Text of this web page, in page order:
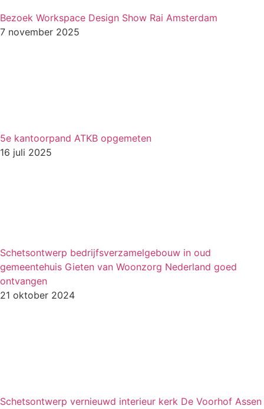
Bezoek Workspace Design Show Rai Amsterdam
7 november 2025
5e kantoorpand ATKB opgemeten
16 juli 2025
Schetsontwerp bedrijfsverzamelgebouw in oud
gemeentehuis Gieten van Woonzorg Nederland goed
ontvangen
21 oktober 2024
Schetsontwerp vernieuwd interieur kerk De Voorhof Assen